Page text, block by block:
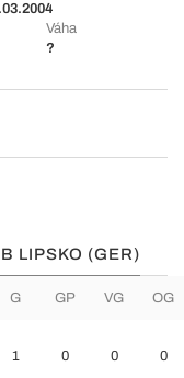
Váha
?
LIPSKO (GER)
G GP VG OG
1 0 0 0